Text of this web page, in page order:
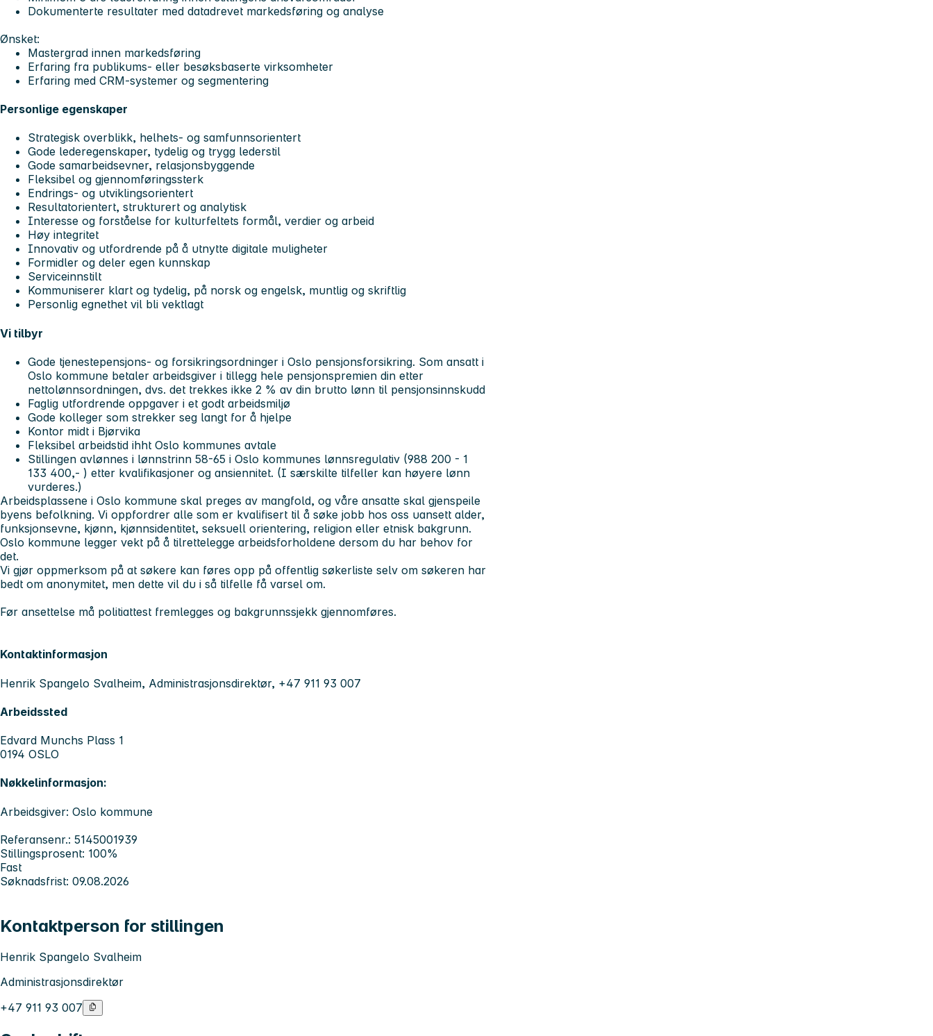
Dokumenterte resultater med datadrevet markedsføring og analyse
Ønsket:
Mastergrad innen markedsføring
Erfaring fra publikums- eller besøksbaserte virksomheter
Erfaring med CRM-systemer og segmentering
Personlige egenskaper
Strategisk overblikk, helhets- og samfunnsorientert
Gode lederegenskaper, tydelig og trygg lederstil
Gode samarbeidsevner, relasjonsbyggende
Fleksibel og gjennomføringssterk
Endrings- og utviklingsorientert
Resultatorientert, strukturert og analytisk
Interesse og forståelse for kulturfeltets formål, verdier og arbeid
Høy integritet
Innovativ og utfordrende på å utnytte digitale muligheter
Formidler og deler egen kunnskap
Serviceinnstilt
Kommuniserer klart og tydelig, på norsk og engelsk, muntlig og skriftlig
Personlig egnethet vil bli vektlagt
Vi tilbyr
Gode tjenestepensjons- og forsikringsordninger i Oslo pensjonsforsikring. Som ansatt i
Oslo kommune betaler arbeidsgiver i tillegg hele pensjonspremien din etter
nettolønnsordningen, dvs. det trekkes ikke 2 % av din brutto lønn til pensjonsinnskudd
Faglig utfordrende oppgaver i et godt arbeidsmiljø
Gode kolleger som strekker seg langt for å hjelpe
Kontor midt i Bjørvika
Fleksibel arbeidstid ihht Oslo kommunes avtale
Stillingen avlønnes i lønnstrinn 58-65 i Oslo kommunes lønnsregulativ (988 200 - 1
133 400,- ) etter kvalifikasjoner og ansiennitet. (I særskilte tilfeller kan høyere lønn
vurderes.)
Arbeidsplassene i Oslo kommune skal preges av mangfold, og våre ansatte skal gjenspeile
byens befolkning. Vi oppfordrer alle som er kvalifisert til å søke jobb hos oss uansett alder,
funksjonsevne, kjønn, kjønnsidentitet, seksuell orientering, religion eller etnisk bakgrunn.
Oslo kommune legger vekt på å tilrettelegge arbeidsforholdene dersom du har behov for
det.
Vi gjør oppmerksom på at søkere kan føres opp på offentlig søkerliste selv om søkeren har
bedt om anonymitet, men dette vil du i så tilfelle få varsel om.
Før ansettelse må politiattest fremlegges og bakgrunnssjekk gjennomføres.
Kontaktinformasjon
Henrik Spangelo Svalheim, Administrasjonsdirektør, +47 911 93 007
Arbeidssted
Edvard Munchs Plass 1
0194 OSLO
Nøkkelinformasjon:
Arbeidsgiver: Oslo kommune
Referansenr.: 5145001939
Stillingsprosent: 100%
Fast
Søknadsfrist: 09.08.2026
Kontaktperson for stillingen
Henrik Spangelo Svalheim
Administrasjonsdirektør
+47 911 93 007